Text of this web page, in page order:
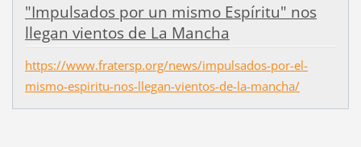
"Impulsados por un mismo Espíritu" nos
llegan vientos de La Mancha
https://www.fratersp.org/news/impulsados-por-el-
mismo-espiritu-nos-llegan-vientos-de-la-mancha/